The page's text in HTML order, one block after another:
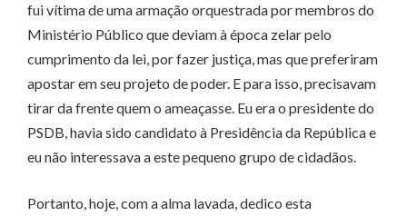
fui vítima de uma armação orquestrada por membros do
Ministério Público que deviam à época zelar pelo
cumprimento da lei, por fazer justiça, mas que preferiram
apostar em seu projeto de poder. E para isso, precisavam
tirar da frente quem o ameaçasse. Eu era o presidente do
PSDB, havia sido candidato à Presidência da República e
eu não interessava a este pequeno grupo de cidadãos.
Portanto, hoje, com a alma lavada, dedico esta